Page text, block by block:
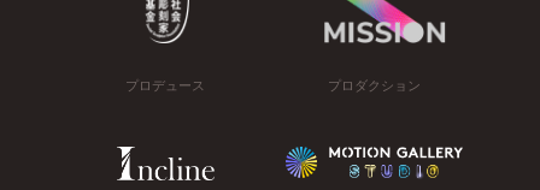
プロデュース プロダクション